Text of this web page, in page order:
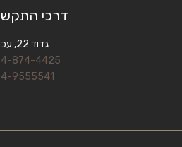
דרכי
גדוד 22, עכו
874-4425
9555541